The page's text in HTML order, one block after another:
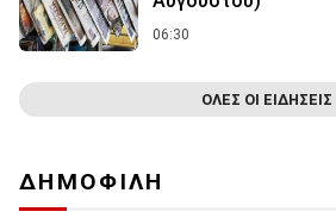
06:30
ΟΛΕΣ ΟΙ ΕΙΔΗΣΕΙΣ
ΔΗΜΟΦΙΛΗ